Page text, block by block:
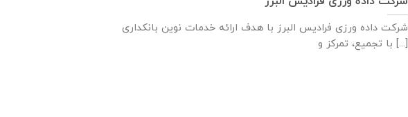
شرکت داده ‌ورزی فرادیس البرز با هدف ارائه خدمات نوین بانکداری
با تجمیع، تمرکز و [...]